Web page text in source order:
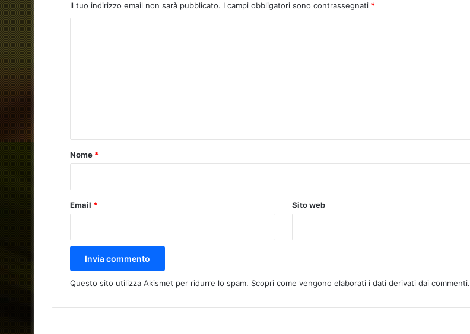
Il tuo indirizzo email non sarà pubblicato. I campi obbligatori sono contrassegnati *
o
Nome *
Email * Sito web
Questo sito utilizza Akismet per ridurre lo spam. Scopri come vengono elaborati i dati derivati dai commenti.